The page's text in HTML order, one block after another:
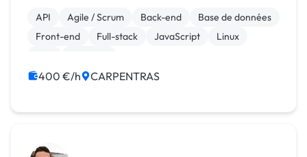
bonne notion en jQuery, des notions en Kendo et
sp...
API Agile / Scrum Back-end
Base de données
Front-end
Full-stack JavaScript
Linux
400 €/h CARPENTRAS